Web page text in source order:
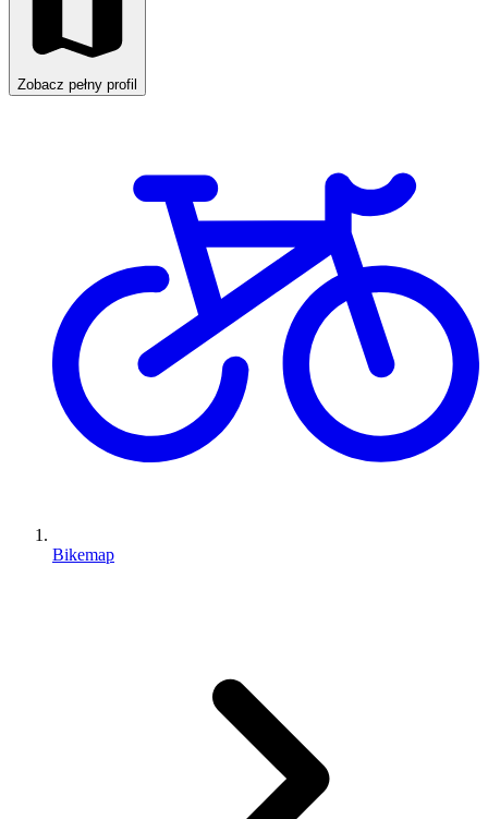
Zobacz pełny profil
Bikemap